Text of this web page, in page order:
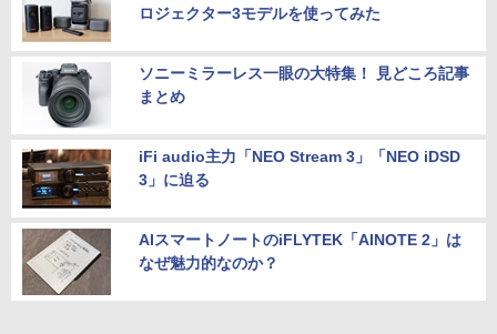
ロジェクター3モデルを使ってみた
ソニーミラーレス一眼の大特集！ 見どころ記事
まとめ
iFi audio主力「NEO Stream 3」「NEO iDSD
3」に迫る
AIスマートノートのiFLYTEK「AINOTE 2」は
なぜ魅力的なのか？